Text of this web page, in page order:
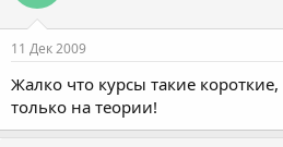
11 Дек 2009
Жалко что курсы такие
только на теории!